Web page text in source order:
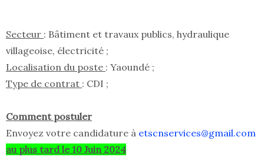
Secteur : Bâtiment et travaux publics, hydraulique
villageoise, électricité ;
Localisation du poste : Yaoundé ;
Type de contrat : CDI ;
Comment postuler
Envoyez votre candidature à etscnservices@gmail.com
au plus tard le 10 Juin 2024